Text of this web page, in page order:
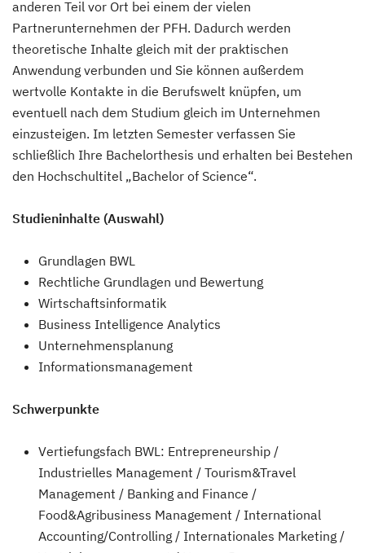
anderen Teil vor Ort bei einem der vielen
Partnerunternehmen der PFH. Dadurch werden
theoretische Inhalte gleich mit der praktischen
Anwendung verbunden und Sie können außerdem
wertvolle Kontakte in die Berufswelt knüpfen, um
eventuell nach dem Studium gleich im Unternehmen
einzusteigen. Im letzten Semester verfassen Sie
schließlich Ihre Bachelorthesis und erhalten bei Bestehen
den Hochschultitel „Bachelor of Science“.
Studieninhalte (Auswahl)
Grundlagen BWL
Rechtliche Grundlagen und Bewertung
Wirtschaftsinformatik
Business Intelligence Analytics
Unternehmensplanung
Informationsmanagement
Schwerpunkte
Vertiefungsfach BWL: Entrepreneurship /
Industrielles Management / Tourism&Travel
Management / Banking and Finance /
Food&Agribusiness Management / International
Accounting/Controlling / Internationales Marketing /